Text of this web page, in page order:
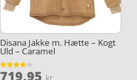
Disana Jakke m. Hætte – Kogt
Uld – Caramel
Vurderet
719,95